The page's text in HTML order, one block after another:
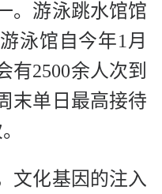
。游泳跳水馆馆
泳馆自今年1月
有2500余人次到
末单日最高接待
文化基因的注入